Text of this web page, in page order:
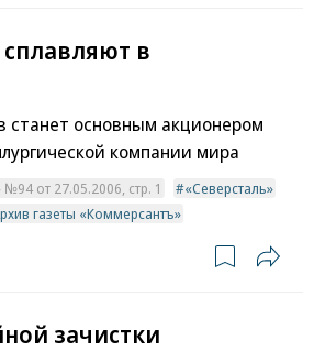
в
основным акционером
компании мира
от 27.05.2006, стр. 1
«Северсталь»
газеты «Коммерсантъ»
зачистки